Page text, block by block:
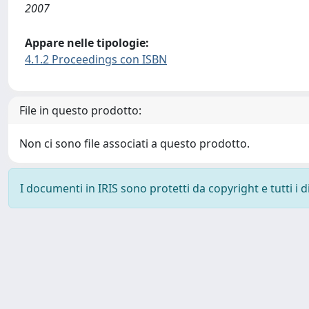
2007
Appare nelle tipologie:
4.1.2 Proceedings con ISBN
File in questo prodotto:
Non ci sono file associati a questo prodotto.
I documenti in IRIS sono protetti da copyright e tutti i